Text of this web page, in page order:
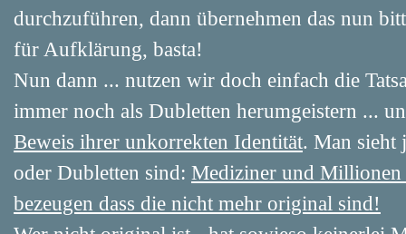
durchzuführen, dann übernehmen das nun
für Aufklärung, basta!
Nun dann ... nutzen wir doch einfach die
immer noch als Dubletten herumgeistern ...
Beweis ihrer unkorrekten Identität. Man sieht
oder Dubletten sind: Mediziner und Millionen
bezeugen dass die nicht mehr original sind!